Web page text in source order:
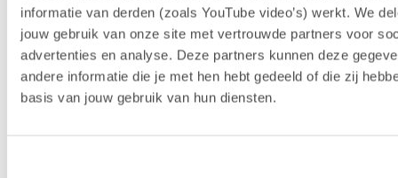
informatie van derden (zoals YouTube video’s) werkt. We
jouw gebruik van onze site met vertrouwde partners voor
advertenties en analyse. Deze partners kunnen deze
andere informatie die je met hen hebt gedeeld of die zij
basis van jouw gebruik van hun diensten.
Wellness-Resort